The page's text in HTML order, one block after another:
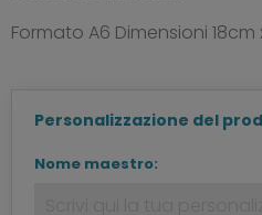
Formato A6 Dimensioni 18cm
Personalizzazione del
Nome maestro: